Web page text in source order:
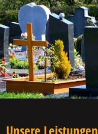
Unsere Leistungen